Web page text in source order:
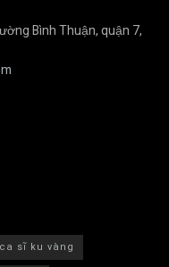
Bình Thuận, quận 7,
ca sĩ ku vàng